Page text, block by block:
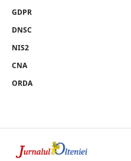
GDPR
DNSC
NIS2
CNA
ORDA